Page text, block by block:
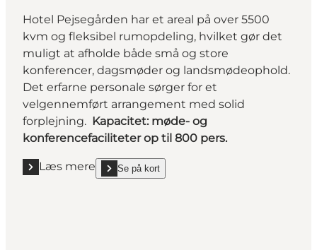
Hotel Pejsegården har et areal på over 5500
kvm og fleksibel rumopdeling, hvilket gør det
muligt at afholde både små og store
konferencer, dagsmøder og landsmødeophold.
Det erfarne personale sørger for et
velgennemført arrangement med solid
forplejning. Kapacitet: møde- og
konferencefaciliteter op til 800 pers.
Læs mere
Læs mere "Hyggelig stemning på Pejsegården"
Se på kort
show Hyggelig stemning på Pejsegården on_map